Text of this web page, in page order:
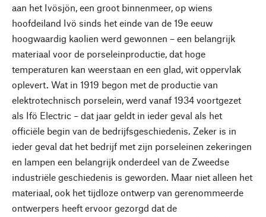
aan het Ivösjön, een groot binnenmeer, op wiens
hoofdeiland Ivö sinds het einde van de 19e eeuw
hoogwaardig kaolien werd gewonnen – een belangrijk
materiaal voor de porseleinproductie, dat hoge
temperaturen kan weerstaan en een glad, wit oppervlak
oplevert. Wat in 1919 begon met de productie van
elektrotechnisch porselein, werd vanaf 1934 voortgezet
als Ifö Electric – dat jaar geldt in ieder geval als het
officiële begin van de bedrijfsgeschiedenis. Zeker is in
ieder geval dat het bedrijf met zijn porseleinen zekeringen
en lampen een belangrijk onderdeel van de Zweedse
industriële geschiedenis is geworden. Maar niet alleen het
materiaal, ook het tijdloze ontwerp van gerenommeerde
ontwerpers heeft ervoor gezorgd dat de